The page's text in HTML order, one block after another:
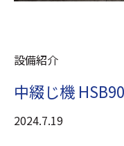
設備紹介
中綴じ機
2024.7.19